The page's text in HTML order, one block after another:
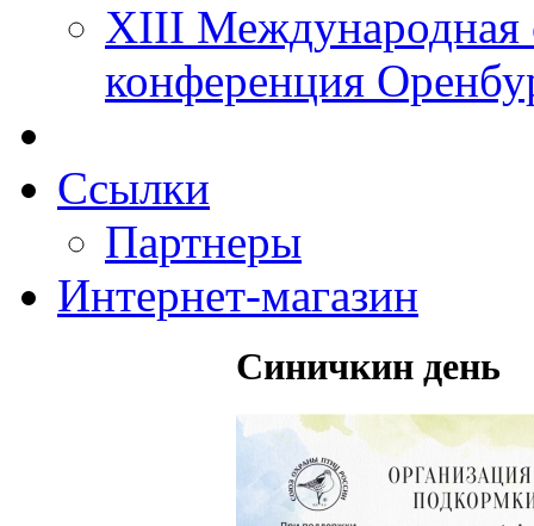
XIII Международная
конференция
Ссылки
Партнеры
Интернет-магазин
Синичкин день